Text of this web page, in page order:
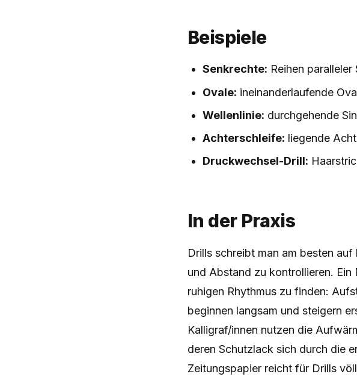
Beispiele
Senkrechte: Reihen
Ovale: ineinanderlaufende
Wellenlinie: durchgehende
Achterschleife: liegende
Druckwechsel-Drill:
In der Praxis
Drills schreibt man am besten
und Abstand zu kontrollieren.
ruhigen Rhythmus zu finden:
beginnen langsam und steigern
Kalligraf/innen nutzen die
deren Schutzlack sich durch die
Zeitungspapier reicht für Drills